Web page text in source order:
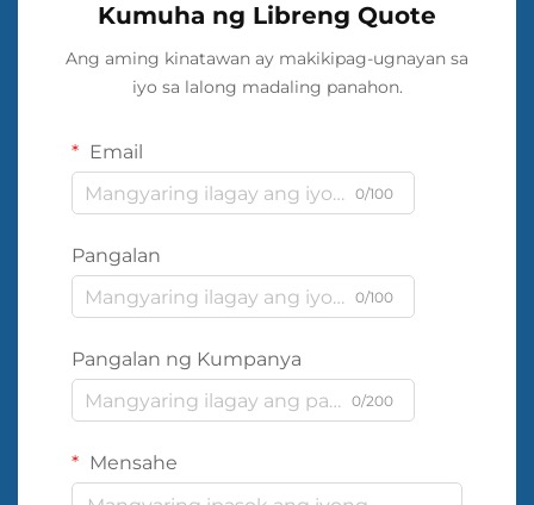
Kumuha ng Libreng Quote
Ang aming kinatawan ay makikipag-ugnayan sa
iyo sa lalong madaling panahon.
Email
0/100
Pangalan
0/100
Pangalan ng Kumpanya
0/200
Mensahe